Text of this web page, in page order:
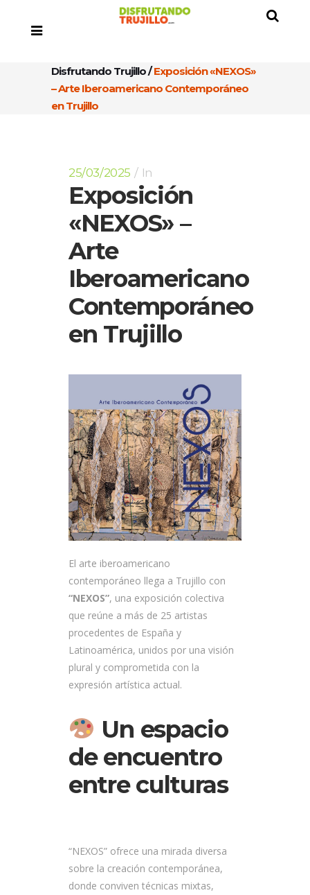
Disfrutando Trujillo/Exposición «NEXOS»
– Arte Iberoamericano Contemporáneo
en Trujillo
25/03/2025 In
Exposición
«NEXOS» –
Arte
Iberoamericano
Contemporáneo
en Trujillo
El arte iberoamericano
contemporáneo llega a Trujillo con
“NEXOS”, una exposición colectiva
que reúne a más de 25 artistas
procedentes de España y
Latinoamérica, unidos por una visión
plural y comprometida con la
expresión artística actual.
Un espacio
de encuentro
entre culturas
“NEXOS” ofrece una mirada diversa
sobre la creación contemporánea,
donde conviven técnicas mixtas,